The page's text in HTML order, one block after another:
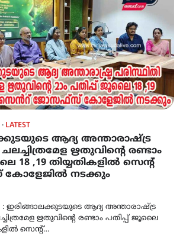
LATEST
ആദ്യ അന്താരാഷ്ട്ര
ഋതുവിന്‍റെ രണ്ടാം
18 ,19 തിയ്യതികളിൽ സെന്‍റ്
നടക്കും
: ഇരിങ്ങാലക്കുടയുടെ ആദ്യ അന്താരാഷ്ട്ര
ഋതുവിന്‍റെ രണ്ടാം പതിപ്പ് ജൂലൈ
സെന്‍റ്…